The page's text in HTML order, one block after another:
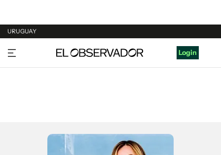
URUGUAY
URUGUAY
ARGENTINA
Login